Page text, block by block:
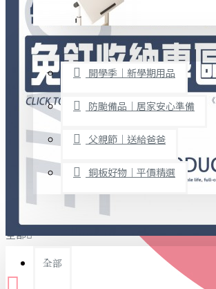
隨身餐具
查看更多
文具禮品
事務用品
文具收納
書寫用品
桌子/椅子
置物架/收納櫃
其他
免打孔收納專區
限時促銷
開學季｜新學期用品
防颱備品｜居家安心準備
父親節｜送給爸爸
銅板好物｜平價精選
全部
全部